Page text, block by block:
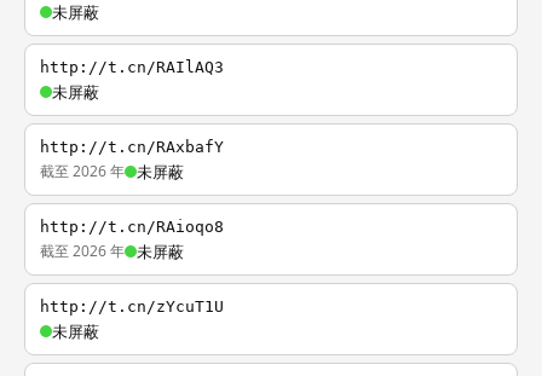
未屏蔽
http://t.cn/RAIlAQ3
未屏蔽
http://t.cn/RAxbafY
截至 2026 年 未屏蔽
http://t.cn/RAioqo8
截至 2026 年 未屏蔽
http://t.cn/zYcuT1U
未屏蔽